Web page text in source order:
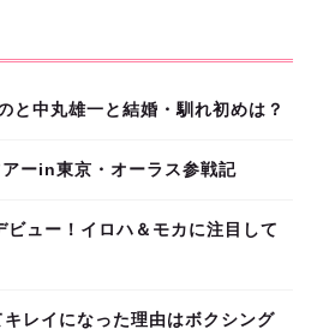
と中丸雄一と結婚・馴れ初めは？
ーin東京・オーラス参戦記
ビュー！イロハ＆モカに注目して
レイになった理由はボクシング